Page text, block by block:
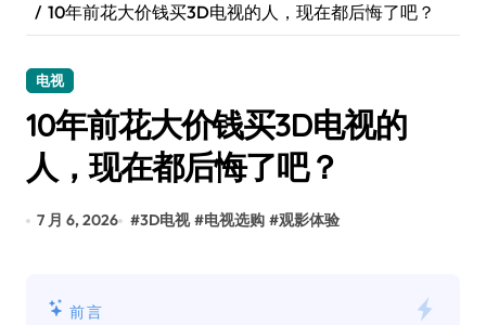
10年前花大价钱买3D电视的人，现在都后悔了吧？
电视
10年前花大价钱买3D电视的
人，现在都后悔了吧？
7 月 6, 2026 #3D电视 #电视选购 #观影体验
前言